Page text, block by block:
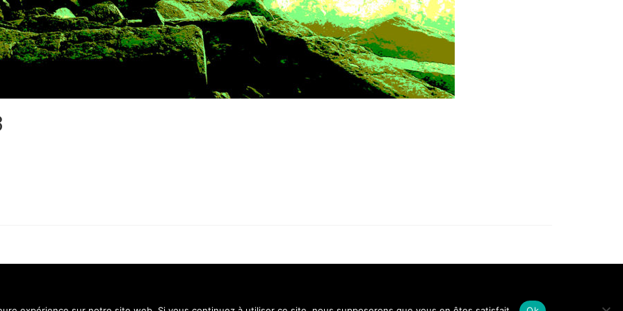
Contact Mentions légales Conditions générales de vente Politique de confidentialité